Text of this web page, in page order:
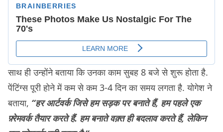
साथ ही उन्होंने बताया कि उनका काम सुबह 8 बजे से शुरू होता है.
पेंटिंग्स पूरी होने में कम से कम 3-4 दिन का समय लगता है. योगेश ने
बताया, “हर आर्टवर्क जिसे हम सड़क पर बनाते हैं, हम पहले एक
फ़्रेमवर्क तैयार करते हैं. हम बनाते वक़्त ही बदलाव करते हैं, लेकिन